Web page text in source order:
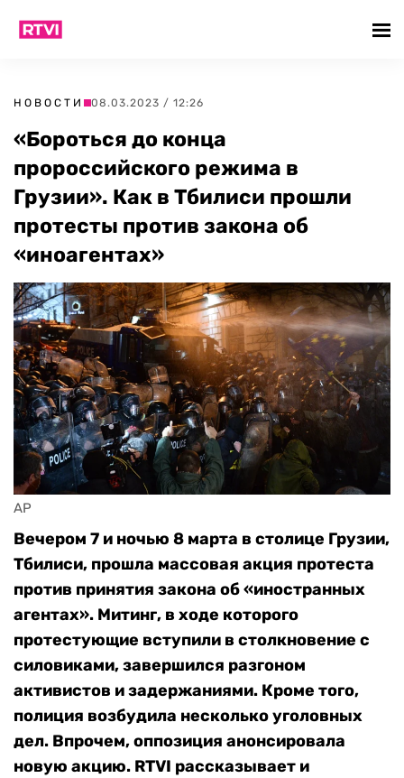
НОВОСТИ 08.03.2023 / 12:26
«Бороться до конца
пророссийского режима в
Грузии». Как в Тбилиси прошли
протесты против закона об
«иноагентах»
AP
Вечером 7 и ночью 8 марта в столице Грузии,
Тбилиси, прошла массовая акция протеста
против принятия закона об «иностранных
агентах». Митинг, в ходе которого
протестующие вступили в столкновение с
силовиками, завершился разгоном
активистов и задержаниями. Кроме того,
полиция возбудила несколько уголовных
дел. Впрочем, оппозиция анонсировала
новую акцию. RTVI рассказывает и